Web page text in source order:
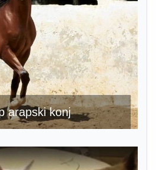
arapski konj